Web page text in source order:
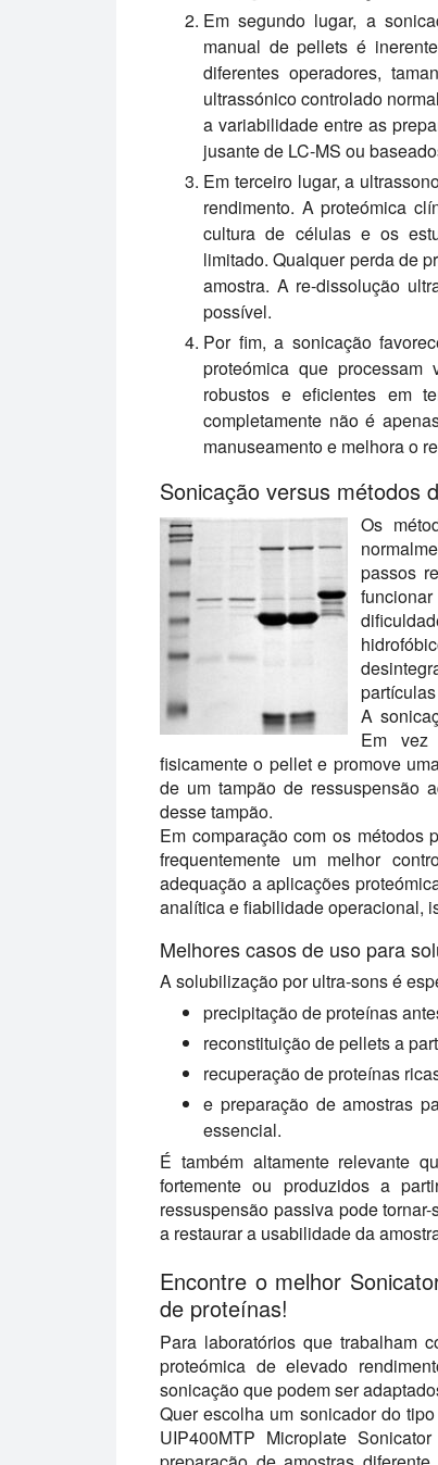
Em segundo lugar, a
manual de pellets é
diferentes operadores,
ultrassónico controlado
a variabilidade entre as
jusante de LC-MS ou
Em terceiro lugar, a
rendimento. A proteómica
cultura de células e os
limitado. Qualquer perda de
amostra. A re-dissolução
possível.
Por fim, a sonicação
proteómica que processam
robustos e eficientes em
completamente não é
manuseamento e melhora o
Sonicação versus métodos
Os
passos
A
Em vez
fisicamente o pellet e promove
de um tampão de ressuspensão
desse tampão.
Em comparação com os métodos
frequentemente um melhor
adequação a aplicações
analítica e fiabilidade operacional,
Melhores casos de uso para
A solubilização por ultra-sons é
precipitação de proteínas
reconstituição de pellets a
recuperação de proteínas
e preparação de amostras
essencial.
É também altamente relevante
fortemente ou produzidos a
ressuspensão passiva pode
a restaurar a usabilidade da
Encontre o melhor
de proteínas!
Para laboratórios que trabalham
proteómica de elevado
sonicação que podem ser
Quer escolha um sonicador do
UIP400MTP Microplate